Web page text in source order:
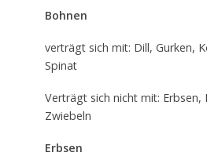
Bohnen
verträgt sich mit: Dill, Gurken,
Spinat
Verträgt sich nicht mit: Erbsen,
Zwiebeln
Erbsen